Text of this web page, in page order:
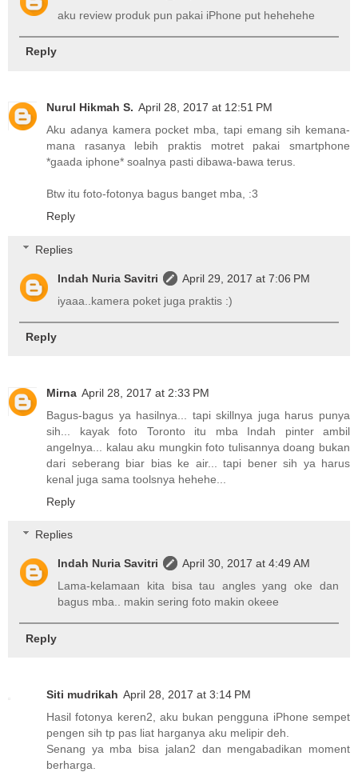
aku review produk pun pakai iPhone put hehehehe
Reply
Nurul Hikmah S. April 28, 2017 at 12:51 PM
Aku adanya kamera pocket mba, tapi emang sih kemana-
mana rasanya lebih praktis motret pakai smartphone
*gaada iphone* soalnya pasti dibawa-bawa terus.
Btw itu foto-fotonya bagus banget mba, :3
Reply
Replies
Indah Nuria Savitri
April 29, 2017 at 7:06 PM
iyaaa..kamera poket juga praktis :)
Reply
Mirna April 28, 2017 at 2:33 PM
Bagus-bagus ya hasilnya... tapi skillnya juga harus punya
sih... kayak foto Toronto itu mba Indah pinter ambil
angelnya... kalau aku mungkin foto tulisannya doang bukan
dari seberang biar bias ke air... tapi bener sih ya harus
kenal juga sama toolsnya hehehe...
Reply
Replies
Indah Nuria Savitri
April 30, 2017 at 4:49 AM
Lama-kelamaan kita bisa tau angles yang oke dan
bagus mba.. makin sering foto makin okeee
Reply
Siti mudrikah April 28, 2017 at 3:14 PM
Hasil fotonya keren2, aku bukan pengguna iPhone sempet
pengen sih tp pas liat harganya aku melipir deh.
Senang ya mba bisa jalan2 dan mengabadikan moment
berharga.